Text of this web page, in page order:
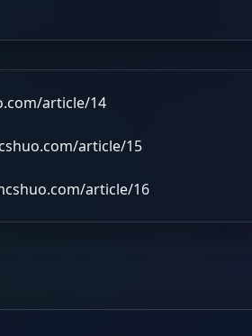
article/14
article/15
article/16